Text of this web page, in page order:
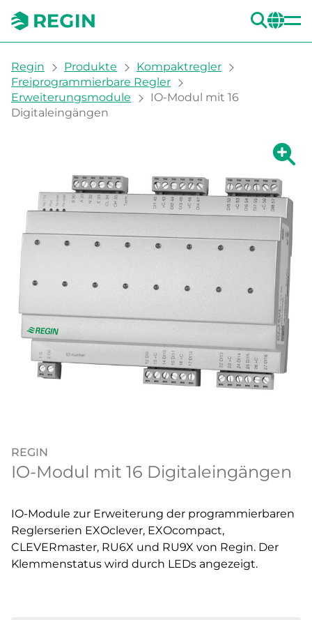
You are here:
Regin Produkte
Kompaktregler
Freiprogrammierbare Regler
Erweiterungsmodule
IO-Modul mit 16
Digitaleingängen
Zeige
REGIN
IO-Modul mit 16 Digitaleingängen
IO-Module zur Erweiterung der programmierbaren
Reglerserien EXOclever, EXOcompact,
CLEVERmaster, RU6X und RU9X von Regin. Der
Klemmenstatus wird durch LEDs angezeigt.